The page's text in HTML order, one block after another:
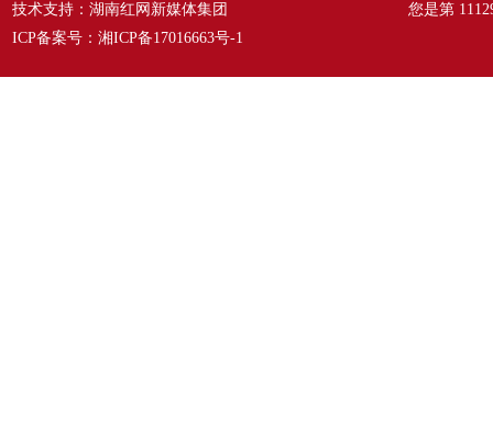
技术支持：湖南红网新媒体集团
ICP备案号： 湘ICP备17016663号-1
您是第